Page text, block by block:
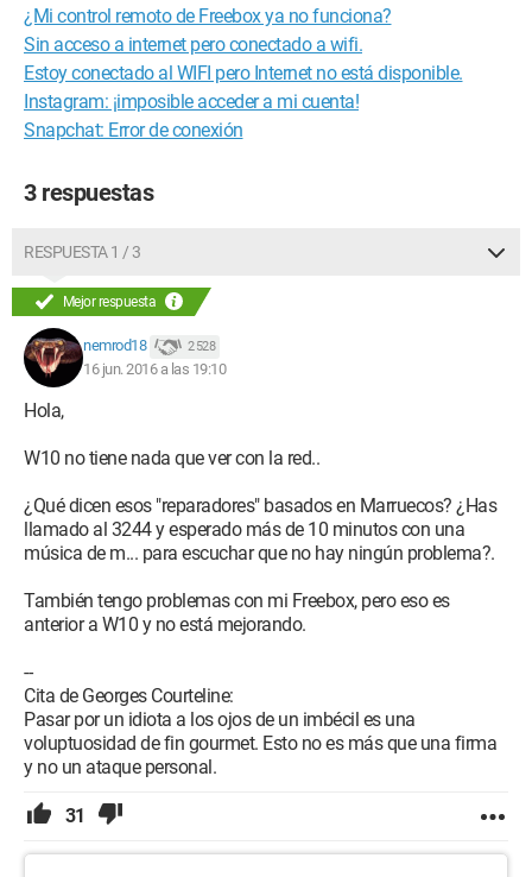
Empiezo a creer que Windows 10 está relacionado con todos
mis problemas. Por todo eso, les agradezco de antemano su
ayuda y les deseo un buen día/noche.
¿Mi control remoto de Freebox ya no funciona?
Sin acceso a internet pero conectado a wifi.
Estoy conectado al WIFI pero Internet no está disponible.
Instagram: ¡imposible acceder a mi cuenta!
Snapchat: Error de conexión
3 respuestas
RESPUESTA 1 / 3
Mejor respuesta
nemrod18 2 528
16 jun. 2016 a las 19:10
Hola,
W10 no tiene nada que ver con la red..
¿Qué dicen esos "reparadores" basados en Marruecos? ¿Has
llamado al 3244 y esperado más de 10 minutos con una
música de m... para escuchar que no hay ningún problema?.
También tengo problemas con mi Freebox, pero eso es
anterior a W10 y no está mejorando.
--
Cita de Georges Courteline:
Pasar por un idiota a los ojos de un imbécil es una
voluptuosidad de fin gourmet. Esto no es más que una firma
y no un ataque personal.
31